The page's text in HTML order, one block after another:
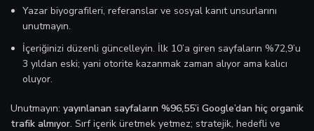
Yazar biyografileri, referanslar ve sosyal kanıt unsurlarını
unutmayın.
İçeriğinizi düzenli güncelleyin. İlk 10’a giren sayfaların %72,9’u
3 yıldan eski; yani otorite kazanmak zaman alıyor ama kalıcı
oluyor.
Unutmayın: yayınlanan sayfaların %96,55’i Google’dan hiç organik
trafik almıyor. Sırf içerik üretmek yetmez; stratejik, hedefli ve